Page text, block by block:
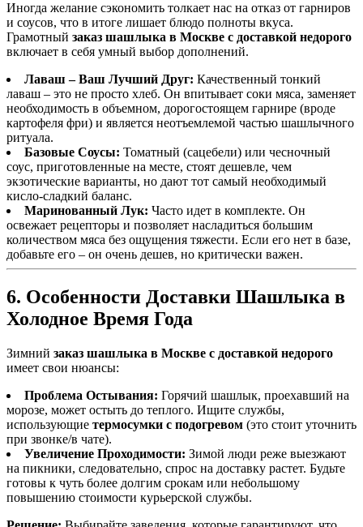
Иногда желание сэкономить толкает нас на отказ от гарниров
и соусов, что в итоге лишает блюдо полноты вкуса.
Грамотный заказ шашлыка в Москве с доставкой недорого
включает в себя умный выбор дополнений.
Лаваш – Ваш Лучший Друг: Качественный тонкий
лаваш – это не просто хлеб. Он впитывает соки мяса, заменяет
необходимость в объемном, дорогостоящем гарнире (вроде
картофеля фри) и является неотъемлемой частью шашлычного
ритуала.
Базовые Соусы: Томатный (сацебели) или чесночный
соус, приготовленные на месте, стоят дешевле, чем
экзотические варианты, но дают тот самый необходимый
кисло-сладкий баланс.
Маринованный Лук: Часто идет в комплекте. Он
освежает рецепторы и позволяет насладиться большим
количеством мяса без ощущения тяжести. Если его нет в базе,
добавьте его – он очень дешев, но критически важен.
6. Особенности Доставки Шашлыка в
Холодное Время Года
Зимний заказ шашлыка в Москве с доставкой недорого
имеет свои нюансы:
Проблема Остывания: Горячий шашлык, проехавший на
морозе, может остыть до теплого. Ищите службы,
использующие термосумки с подогревом (это стоит уточнить
при звонке/в чате).
Увеличение Проходимости: Зимой люди реже выезжают
на пикники, следовательно, спрос на доставку растет. Будьте
готовы к чуть более долгим срокам или небольшому
повышению стоимости курьерской службы.